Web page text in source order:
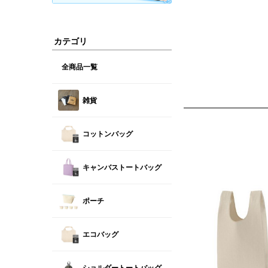
カテゴリ
全商品一覧
雑貨
コットンバッグ
キャンバストートバッグ
ポーチ
エコバッグ